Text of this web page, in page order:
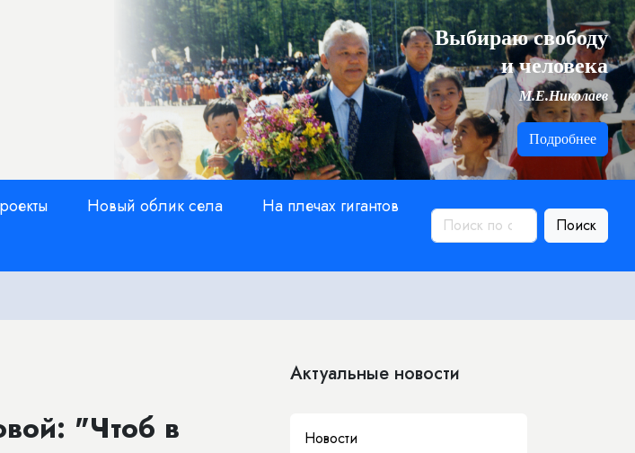
Выбираю свободу
и человека
М.Е.Николаев
Подробнее
Новый облик села
На плечах гигантов
Поиск
"Чтоб в
Актуальные новости
Новости